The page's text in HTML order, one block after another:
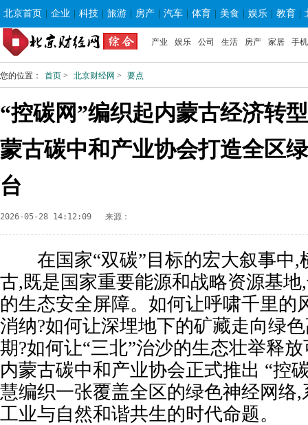
北京首页 企业 科技 旅游 房产 汽车 体育 美食 娱乐 教育
产业 娱乐 公司 生活 房产 家居 手机
您的位置： 首页 > 北京财经网 > 要点
“控碳网”编织起内蒙古经济
蒙古碳中和产业协会打造全区
台
2026-05-28 14:12:09 来源：
在国家“双碳”目标的宏大叙事中,
古,既是国家重要能源和战略资源基
的生态安全屏障。如何让呼啸千里的
消纳?如何让深埋地下的矿藏走向绿
期?如何让“三北”治沙的生态壮举释
内蒙古碳中和产业协会正式推出 “控
慧编织一张覆盖全区的绿色神经网络
工业与自然和谐共生的时代命题。